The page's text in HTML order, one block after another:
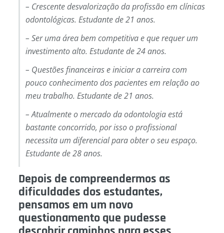
– Crescente desvalorização da profissão em clínicas
odontológicas. Estudante de 21 anos.
– Ser uma área bem competitiva e que requer um
investimento alto. Estudante de 24 anos.
– Questões financeiras e iniciar a carreira com
pouco conhecimento dos pacientes em relação ao
meu trabalho. Estudante de 21 anos.
– Atualmente o mercado da odontologia está
bastante concorrido, por isso o profissional
necessita um diferencial para obter o seu espaço.
Estudante de 28 anos.
Depois de compreendermos as
dificuldades dos estudantes,
pensamos em um novo
questionamento que pudesse